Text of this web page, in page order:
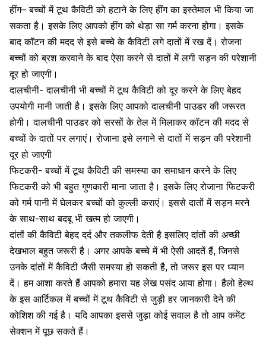
हींग– बच्चों में टूथ कैविटी को हटाने के लिए हींग का इस्तेमाल भी किया जा
सकता है। इसके लिए आपको हींग को थेड़ा सा गर्म करना होगा। इसके
बाद कॉटन की मदद से इसे बच्चे के कैविटी लगे दातों में रख दें। रोजना
बच्चों को ब्रश करवाने के बाद ऐसा करने से दातों में लगी सड़न की परेशानी
दूर हो जाएगी।
दालचीनी- दालचीनी भी बच्चों में टूथ कैविटी को दूर करने के लिए बेहद
उपयोगी मानी जाती है। इसके लिए आपकोदालचीनी पाउडरकी जरूरत
होगी। दालचीनी पाउडर को सरसों के तेल में मिलाकर कॉटन की मदद से
बच्चों के दातों पर लगाएं। रोजाना इसे लगाने से दातों में सड़न की परेशानी
दूर हो जाएगी
फिटकरी- बच्चों में टूथ कैविटी की समस्या का समाधान करने के लिए
फिटकरी को भी बहुत गुणकारी माना जाता है। इसके लिए रोजाना फिटकरी
को गर्म पानी में घेलकर बच्चों को कुल्ली कराएं। इससे दातों में सड़न मरने
के साथ-साथ बदबू भी खत्म हो जाएगी।
दांतों की कैविटी बेहद दर्द और तकलीफ देती है इसलिए दांतों की अच्छी
देखभाल बहुत जरूरी है। अगर आपके बच्चे में भी ऐसी आदतें हैं, जिनसे
उनके दांतों में कैविटी जैसी समस्या हो सकती है, तो जरूर इस पर ध्यान
दें। हम आशा करते हैं आपको हमारा यह लेख पसंद आया होगा। हैलो हेल्थ
के इस आर्टिकल में बच्चों में टूथ कैविटी से जुड़ी हर जानकारी देने की
कोशिश की गई है। यदि आपका इससे जुड़ा कोई सवाल है तो आप कमेंट
सेक्शन में पूछ सकते हैं।